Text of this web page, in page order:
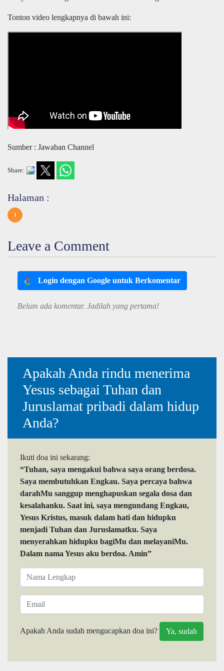
Tonton video lengkapnya di bawah ini:
Sumber : Jawaban Channel
Share:
Halaman :
1
Leave a Comment
Login dengan Google untuk Berkomentar
Belum ada komentar. Jadilah yang pertama!
Apakah Anda rindu menerima
Yesus sebagai Tuhan dan
Juruslamat pribadi dalam hidup
Anda?
Ikuti doa ini sekarang:
“Tuhan, saya mengakui bahwa saya orang berdosa.
Saya membutuhkan Engkau. Saya percaya bahwa
darahMu sanggup menghapuskan segala dosa dan
kesalahanku. Saat ini, saya mengundang Engkau,
Yesus Kristus, masuk dalam hati dan hidupku
menjadi Tuhan dan Juruslamatku. Saya
menyerahkan hidupku bagiMu dan melayaniMu.
Dalam nama Yesus aku berdoa. Amin”
Apakah Anda sudah mengucapkan doa ini?